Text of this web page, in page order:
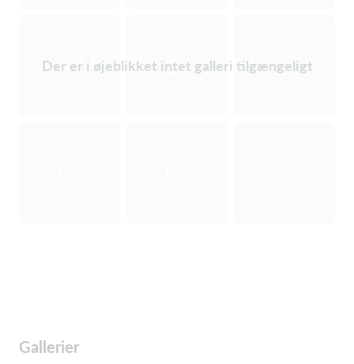
Der er i øjeblikket intet galleri tilgængeligt
Gallerier